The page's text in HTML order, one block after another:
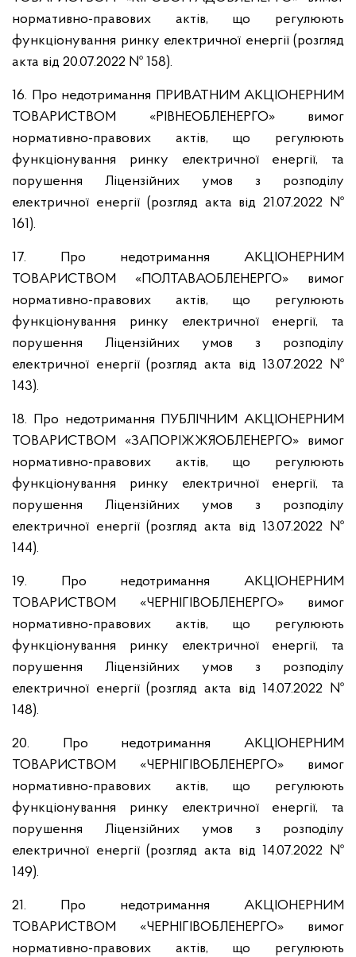
нормативно-правових актів, що регулюють
функціонування ринку електричної енергії (розгляд
акта від 20.07.2022 № 158).
16. Про недотримання ПРИВАТНИМ АКЦІОНЕРНИМ
ТОВАРИСТВОМ «РІВНЕОБЛЕНЕРГО» вимог
нормативно-правових актів, що регулюють
функціонування ринку електричної енергії, та
порушення Ліцензійних умов з розподілу
електричної енергії (розгляд акта від 21.07.2022 №
161).
17. Про недотримання АКЦІОНЕРНИМ
ТОВАРИСТВОМ «ПОЛТАВАОБЛЕНЕРГО» вимог
нормативно-правових актів, що регулюють
функціонування ринку електричної енергії, та
порушення Ліцензійних умов з розподілу
електричної енергії (розгляд акта від 13.07.2022 №
143).
18. Про недотримання ПУБЛІЧНИМ АКЦІОНЕРНИМ
ТОВАРИСТВОМ «ЗАПОРІЖЖЯОБЛЕНЕРГО» вимог
нормативно-правових актів, що регулюють
функціонування ринку електричної енергії, та
порушення Ліцензійних умов з розподілу
електричної енергії (розгляд акта від 13.07.2022 №
144).
19. Про недотримання АКЦІОНЕРНИМ
ТОВАРИСТВОМ «ЧЕРНІГІВОБЛЕНЕРГО» вимог
нормативно-правових актів, що регулюють
функціонування ринку електричної енергії, та
порушення Ліцензійних умов з розподілу
електричної енергії (розгляд акта від 14.07.2022 №
148).
20. Про недотримання АКЦІОНЕРНИМ
ТОВАРИСТВОМ «ЧЕРНІГІВОБЛЕНЕРГО» вимог
нормативно-правових актів, що регулюють
функціонування ринку електричної енергії, та
порушення Ліцензійних умов з розподілу
електричної енергії (розгляд акта від 14.07.2022 №
149).
21. Про недотримання АКЦІОНЕРНИМ
ТОВАРИСТВОМ «ЧЕРНІГІВОБЛЕНЕРГО» вимог
нормативно-правових актів, що регулюють